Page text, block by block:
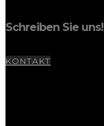
Schreiben Sie uns!
KONTAKT